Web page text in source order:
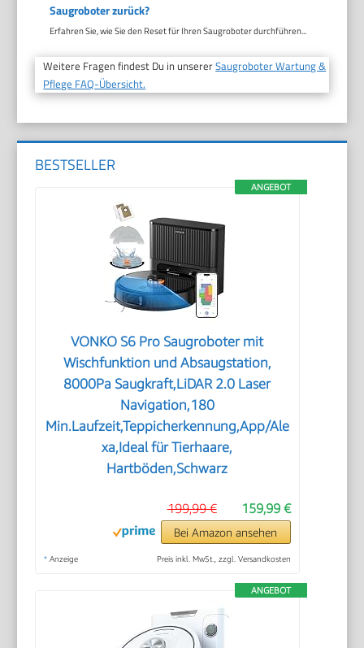
Saugroboter zurück?
Erfahren Sie, wie Sie den Reset für Ihren Saugroboter durchführen...
Weitere Fragen findest Du in unsererSaugroboter Wartung &
Pflege FAQ-Übersicht.
BESTSELLER
ANGEBOT
VONKO S6 Pro Saugroboter mit
Wischfunktion und Absaugstation,
8000Pa Saugkraft,LiDAR 2.0 Laser
Navigation,180
Min.Laufzeit,Teppicherkennung,App/Ale
xa,Ideal für Tierhaare,
Hartböden,Schwarz
159,99 €
199,99 €
Bei Amazon ansehen
* Anzeige Preis inkl. MwSt., zzgl. Versandkosten
ANGEBOT